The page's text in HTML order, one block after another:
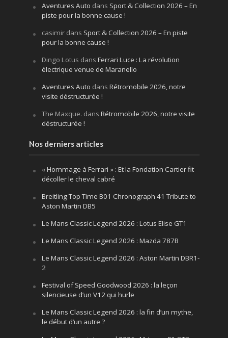
Aventures Auto dans Sport & Collection 2026 – En
piste pour la bonne cause !
casimirdans Sport & Collection 2026 – En piste
pour la bonne cause !
Dingo Lotus dans Ferrari Luce : La révolution
électrique venue de Maranello
Aventures Auto dans Rétromobile 2026, notre
visite déstructurée !
The Maxque. dans Rétromobile 2026, notre visite
déstructurée !
Nos derniers articles
« Hommage à Ferrari » : Et la Fondation Cartier fit
décoller le cheval cabré
Breitling Top Time B01 Chronograph 41 Tribute to
Aston Martin DB5
Le Mans Classic Legend 2026 : Lotus Elise GT1
Le Mans Classic Legend 2026 : Mazda 787B
Le Mans Classic Legend 2026 : Aston Martin DBR1-
2
Festival of Speed Goodwood 2026 : la leçon
silencieuse d’un V12 qui hurle
Le Mans Classic Legend 2026 : la fin d’un mythe,
le début d’un autre ?